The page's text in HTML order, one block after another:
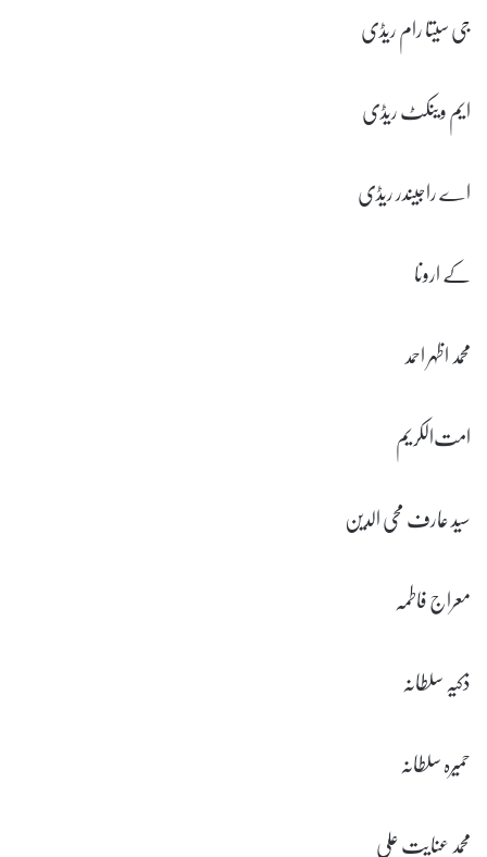
جی سیتا رام ریڈی
ایم وینکٹ ریڈی
اے راجیندر ریڈی
کے ارونا
محمد اظہر احمد
امت‌الکریم
سید عارف محی الدین
معراج فاطمہ
ذکیہ سلطانہ
حمیرہ سلطانہ
محمد عنایت علی